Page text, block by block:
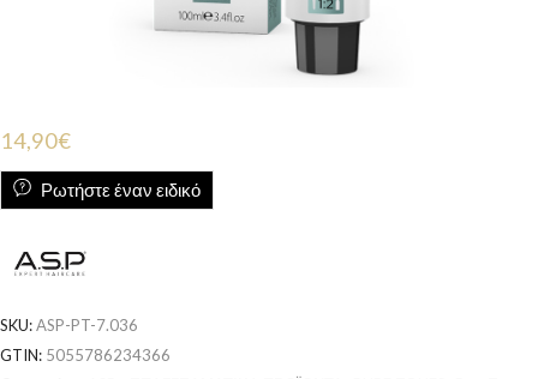
14,90€
Ρωτήστε έναν ειδικό
SKU:ASP-PT-7.036
GTIN: 5055786234366